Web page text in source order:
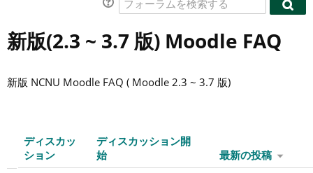
す
コ
ー
を
る
フ
ー
ラ
を
検
る
フ
新版(2.3 ~ 3.7 版) Moodle FAQ
新版 NCNU Moodle FAQ ( Moodle 2.3 ~ 3.7 版)
ディスカッ
ション
ディスカッション開
始
最新の投稿